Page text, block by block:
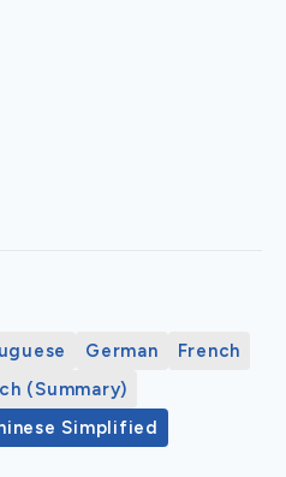
German
French
(Summary)
Simplified